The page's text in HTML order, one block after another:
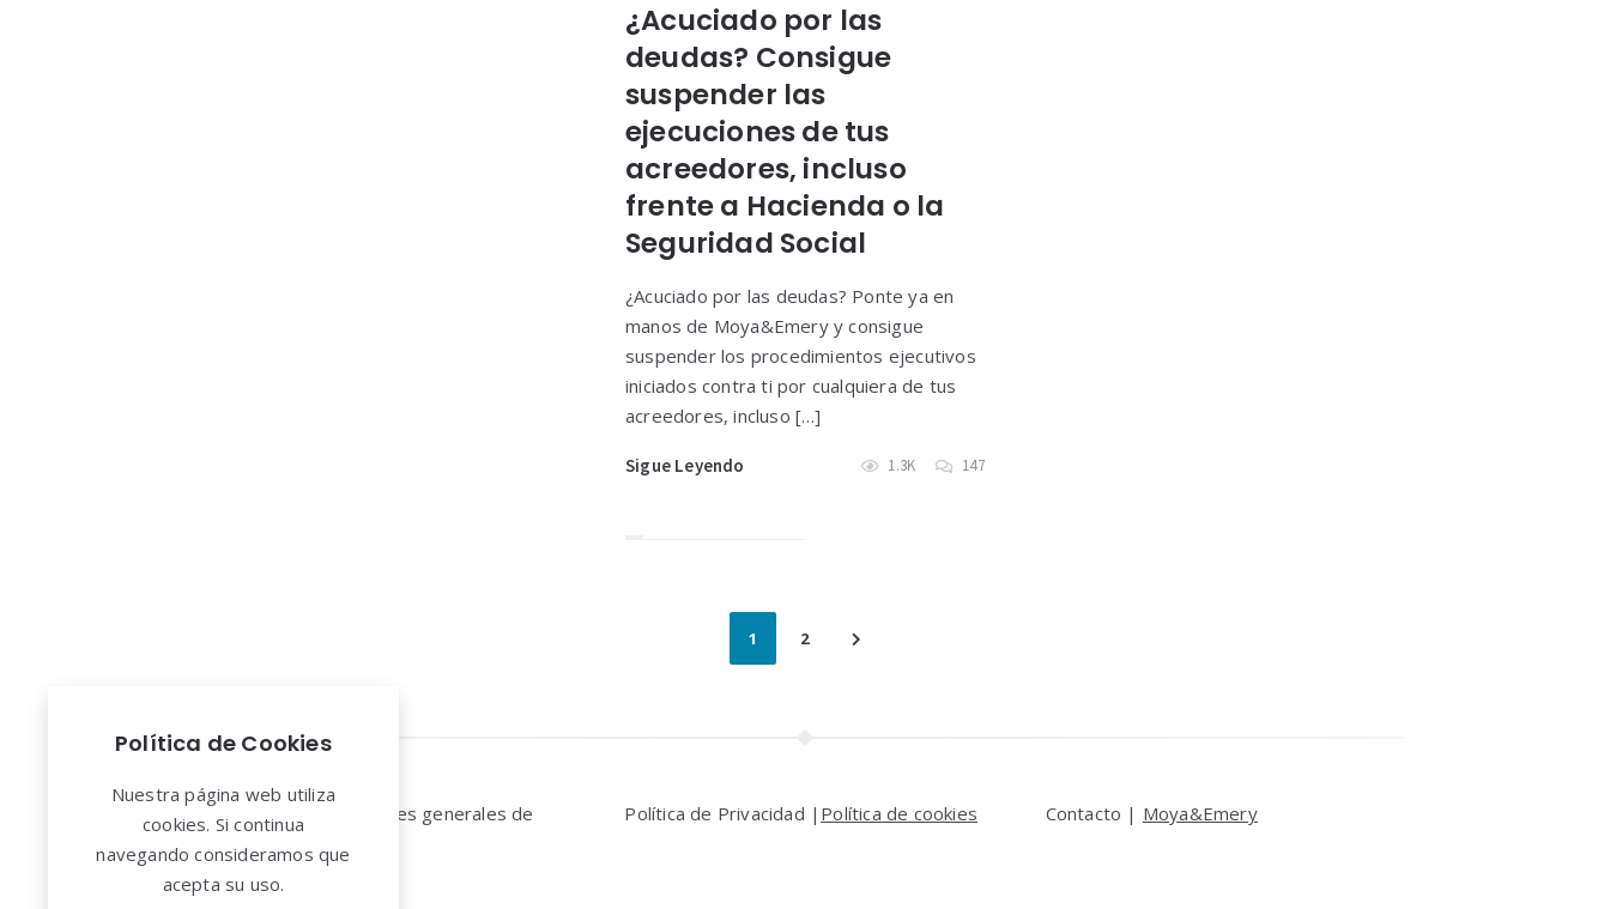
¿Acuciado por las
deudas? Consigue
suspender las
ejecuciones de tus
acreedores, incluso
frente a Hacienda o la
Seguridad Social
¿Acuciado por las deudas? Ponte ya en
manos de Moya&Emery y consigue
suspender los procedimientos ejecutivos
iniciados contra ti por cualquiera de tus
acreedores, incluso […]
Sigue Leyendo 1.3K 147
1 2
Widgets
Aviso legal y Condiciones generales de
uso
Política de Privacidad | Política de cookies Contacto | Moya&Emery
Política de Cookies
Nuestra página web utiliza
cookies. Si continua
navegando consideramos que
acepta su uso.